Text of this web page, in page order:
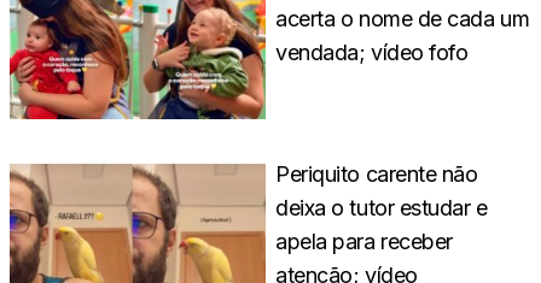
acerta o nome de cada um
vendada; vídeo fofo
Periquito carente não
deixa o tutor estudar e
apela para receber
atenção; vídeo